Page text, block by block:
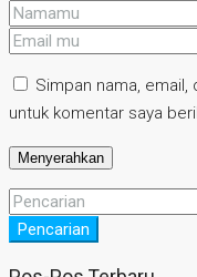
Simpan nama,
untuk komentar saya
Pencarian